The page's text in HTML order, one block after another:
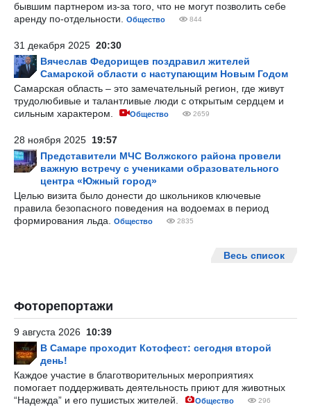
бывшим партнером из-за того, что не могут позволить себе
аренду по-отдельности.
Общество 844
31 декабря 2025 20:30
Вячеслав Федорищев поздравил жителей
Самарской области с наступающим Новым Годом
Самарская область – это замечательный регион, где живут
трудолюбивые и талантливые люди с открытым сердцем и
сильным характером.
Общество 2659
28 ноября 2025 19:57
Представители МЧС Волжского района провели
важную встречу с учениками образовательного
центра «Южный город»
Целью визита было донести до школьников ключевые
правила безопасного поведения на водоемах в период
формирования льда.
Общество 2835
Весь список
Фоторепортажи
9 августа 2026 10:39
В Самаре проходит Котофест: сегодня второй
день!
Каждое участие в благотворительных мероприятиях
помогает поддерживать деятельность приют для животных
“Надежда” и его пушистых жителей.
Общество 296